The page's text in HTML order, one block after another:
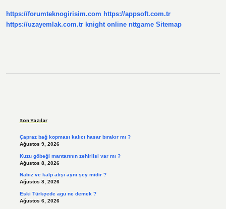
https://forumteknogirisim.com https://appsoft.com.tr
https://uzayemlak.com.tr knight online nttgame Sitemap
Son Yazılar
Çapraz bağ kopması kalıcı hasar bırakır mı ?
Ağustos 9, 2026
Kuzu göbeği mantarının zehirlisi var mı ?
Ağustos 8, 2026
Nabız ve kalp atışı aynı şey midir ?
Ağustos 8, 2026
Eski Türkçede agu ne demek ?
Ağustos 6, 2026